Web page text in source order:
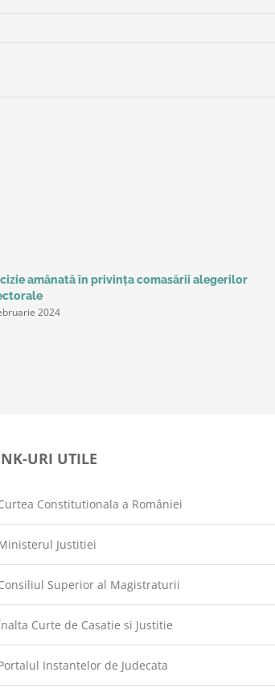
amânată în privinţa comasării alegerilor
2024
URI UTILE
Constitutionala a României
Justitiei
Superior al Magistraturii
Curte de Casatie si Justitie
Instantelor de Judecata